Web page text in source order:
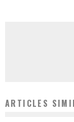
ARTICLES